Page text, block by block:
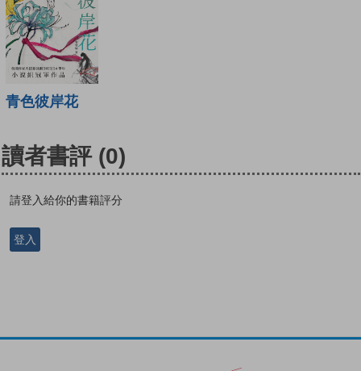
青色彼岸花
讀者書評 (0)
請登入給你的書籍評分
登入